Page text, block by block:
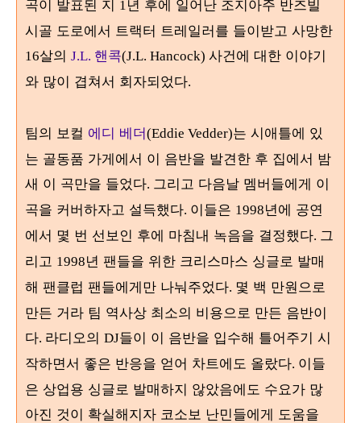
곡이 발표된 지 1년 후에 일어난 조지아주 반즈빌
시골 도로에서 트랙터 트레일러를 들이받고 사망한
16살의 J.L. 핸콕(J.L. Hancock) 사건에 대한 이야기
와 많이 겹쳐서 회자되었다.
팀의 보컬 에디 베더(Eddie Vedder)는 시애틀에 있
는 골동품 가게에서 이 음반을 발견한 후 집에서 밤
새 이 곡만을 들었다. 그리고 다음날 멤버들에게 이
곡을 커버하자고 설득했다. 이들은 1998년에 공연
에서 몇 번 선보인 후에 마침내 녹음을 결정했다. 그
리고 1998년 팬들을 위한 크리스마스 싱글로 발매
해 팬클럽 팬들에게만 나눠주었다. 몇 백 만원으로
만든 거라 팀 역사상 최소의 비용으로 만든 음반이
다. 라디오의 DJ들이 이 음반을 입수해 틀어주기 시
작하면서 좋은 반응을 얻어 차트에도 올랐다. 이들
은 상업용 싱글로 발매하지 않았음에도 수요가 많
아진 것이 확실해지자 코소보 난민들에게 도움을